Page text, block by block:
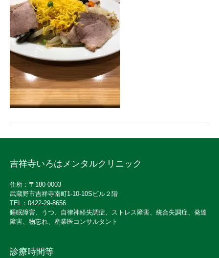
吉祥寺いろはメンタルクリニック
住所：〒180-0003
武蔵野市吉祥寺南町1-10-10Sビル２階
TEL：0422-29-8656
睡眠障害、うつ、自律神経失調症、ストレス障害、統合失調症、発達
障害、物忘れ、産業医コンサルタント
診療時間等